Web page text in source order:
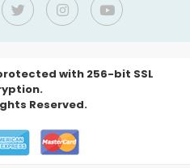
with 256-bit SSL
Reserved.